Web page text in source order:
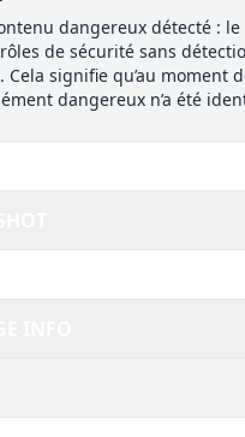
dangereux détecté : le
de sécurité sans
Cela signifie qu’au moment
dangereux n’a été